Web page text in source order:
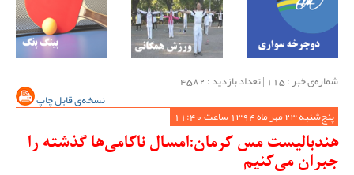
شماره‌ی خبر : ‌115 | تعداد بازدید : 4582
نسخه‌ی قابل چاپ
پنج‌شنبه 23 مهر ماه 1394 ساعت 11:40
هندبالیست مس کرمان:امسال ناکامی‌ها گذشته را
جبران می‌کنیم